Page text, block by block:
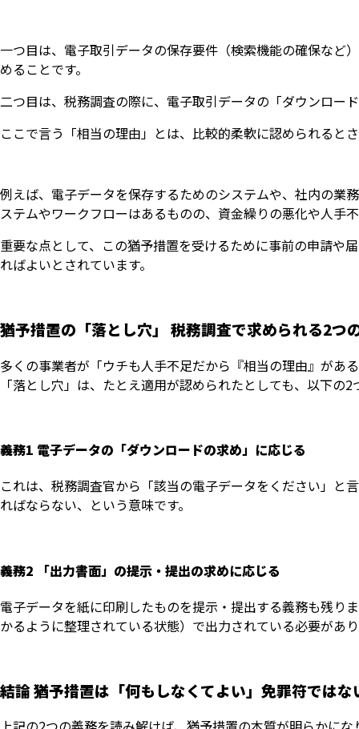
一つ目は、電子取引データの保存要件（検索機能の確保など
めることです。
二つ目は、税務調査の際に、電子取引データの「ダウンロー
ここで言う「相当の理由」とは、比較的柔軟に認められると
例えば、電子データを保存するためのシステムや、社内の業
ステムやワークフローはあるものの、資金繰りの悪化や人手
重要な点として、この猶予措置を受けるために事前の申請や
ればよいとされています。
猶予措置の「落とし穴」 税務調査で求められる2つ
多くの事業者が「ウチも人手不足だから『相当の理由』があ
「落とし穴」は、たとえ適用が認められたとしても、以下の
義務1 電子データの「ダウンロードの求め」に応じる
これは、税務調査官から「該当の電子データをください」と
ればならない、という意味です。
義務2 「出力書面」の提示・提出の求めに応じる
電子データを紙に印刷したものを提示・提出する義務も残り
かるように整理されている状態）で出力されている必要があ
結論 猶予措置は「何もしなくてよい」免罪符ではな